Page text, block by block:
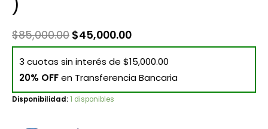
)
$85,000.00 $45,000.00
3 cuotas sin interés de $15,000.00
20% OFFen Transferencia Bancaria
Disponibilidad:1 disponibles